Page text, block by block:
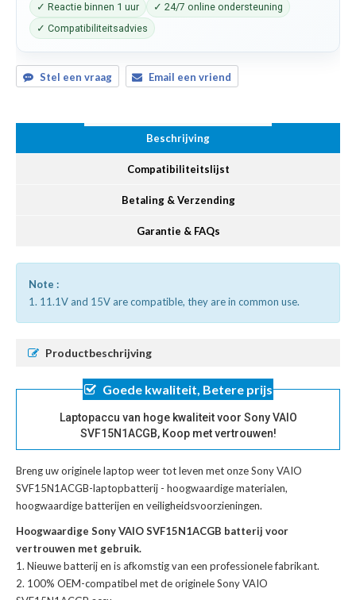
✓ Reactie binnen 1 uur
✓ 24/7 online ondersteuning
✓ Compatibiliteitsadvies
Stel een vraag Email een vriend
Beschrijving
Compatibiliteitslijst
Betaling & Verzending
Garantie & FAQs
Note :
1. 11.1V and 15V are compatible, they are in common use.
Productbeschrijving
Goede kwaliteit, Betere prijs
Laptopaccu van hoge kwaliteit voor Sony VAIO
SVF15N1ACGB, Koop met vertrouwen!
Breng uw originele laptop weer tot leven met onzeSony VAIO
SVF15N1ACGB-laptopbatterij - hoogwaardige materialen,
hoogwaardige batterijen en veiligheidsvoorzieningen.
Hoogwaardige Sony VAIO SVF15N1ACGB batterij voor
vertrouwen met gebruik.
Nieuwe batterij en is afkomstig van een professionele fabrikant.
100% OEM-compatibel met deoriginele Sony VAIO